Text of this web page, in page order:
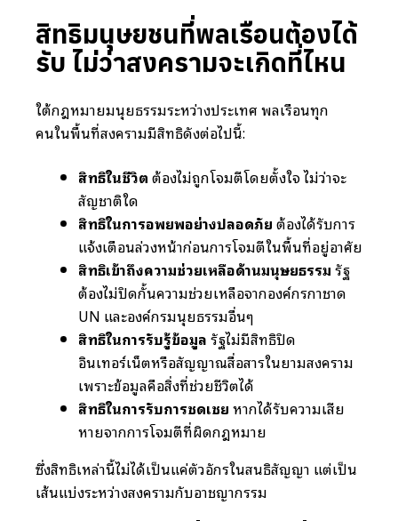
สิทธิมนุษยชนที่พลเรือนต้องได้
รับ ไม่ว่าสงครามจะเกิดที่ไหน
ใต้กฎหมายมนุษยธรรมระหว่างประเทศ พลเรือนทุก
คนในพื้นที่สงครามมีสิทธิดังต่อไปนี้:
สิทธิในชีวิตต้องไม่ถูกโจมตีโดยตั้งใจ ไม่ว่าจะ
สัญชาติใด
สิทธิในการอพยพอย่างปลอดภัยต้องได้รับการ
แจ้งเตือนล่วงหน้าก่อนการโจมตีในพื้นที่อยู่อาศัย
สิทธิเข้าถึงความช่วยเหลือด้านมนุษยธรรมรัฐ
ต้องไม่ปิดกั้นความช่วยเหลือจากองค์กรกาชาด
UN และองค์กรมนุษยธรรมอื่นๆ
สิทธิในการรับรู้ข้อมูลรัฐไม่มีสิทธิปิด
อินเทอร์เน็ตหรือสัญญาณสื่อสารในยามสงคราม
เพราะข้อมูลคือสิ่งที่ช่วยชีวิตได้
สิทธิในการรับการชดเชยหากได้รับความเสีย
หายจากการโจมตีที่ผิดกฎหมาย
ซึ่งสิทธิเหล่านี้ไม่ได้เป็นแค่ตัวอักษรในสนธิสัญญา แต่เป็น
เส้นแบ่งระหว่างสงครามกับอาชญากรรม